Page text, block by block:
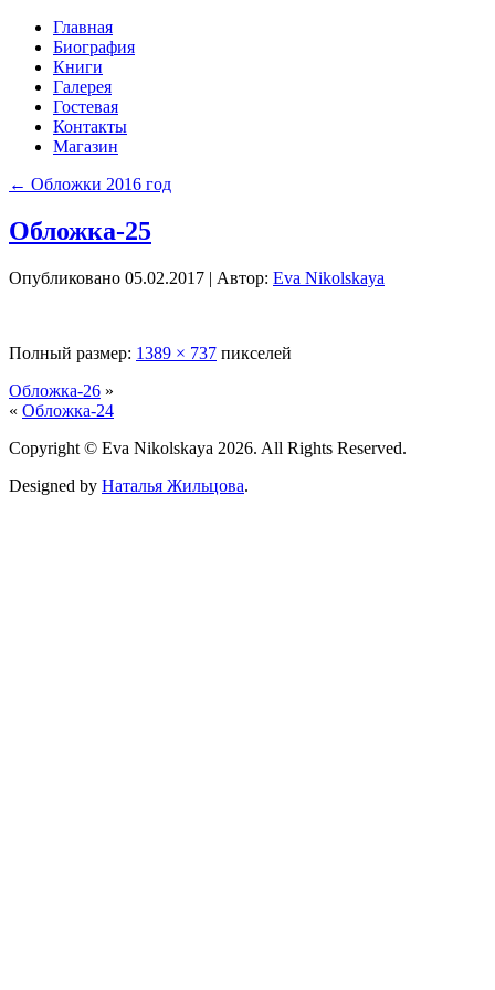
Главная
Биография
Книги
Галерея
Гостевая
Контакты
Магазин
← Обложки 2016 год
Обложка-25
Опубликовано 05.02.2017 | Автор: Eva Nikolskaya
Полный размер: 1389 × 737 пикселей
Обложка-26 »
« Обложка-24
Copyright © Eva Nikolskaya 2026. All Rights Reserved.
Designed by Наталья Жильцова.